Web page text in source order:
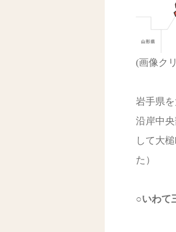
(画像ク
岩手県
沿岸中
して大
た）
○いわて